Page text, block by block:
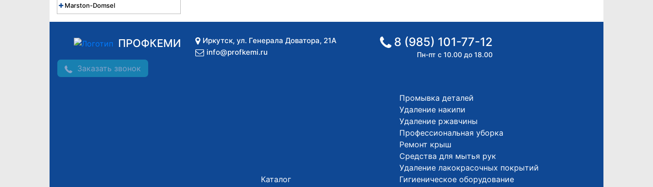
Marston-Domsel
ПРОФКЕМИ Иркутск, ул. Генерала Доватора, 21А
info@profkemi.ru
8 (985) 101-77-12
Пн-пт с 10.00 до 18.00
Заказать звонок
Каталог
Промывка деталей
Удаление накипи
Удаление ржавчины
Профессиональная уборка
Ремонт крыш
Средства для мытья рук
Удаление лакокрасочных покрытий
Гигиеническое оборудование